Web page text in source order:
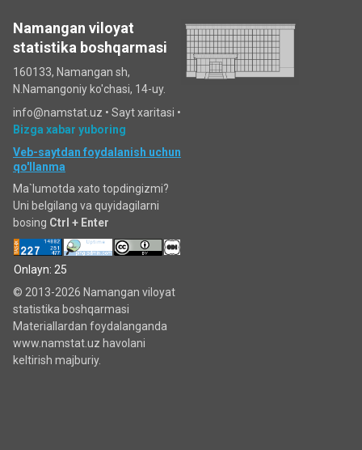
Namangan viloyat
statistika boshqarmasi
160133, Namangan sh,
N.Namangoniy ko'chasi, 14-uy.
info@namstat.uz • Sayt xaritasi •
Bizga xabar yuboring
Veb-saytdan foydalanish uchun
qo'llanma
Ma`lumotda xato topdingizmi?
Uni belgilang va quyidagilarni
bosing Ctrl + Enter
Onlayn: 25
© 2013-2026 Namangan viloyat
statistika boshqarmasi
Materiallardan foydalanganda
www.namstat.uz havolani
keltirish majburiy.